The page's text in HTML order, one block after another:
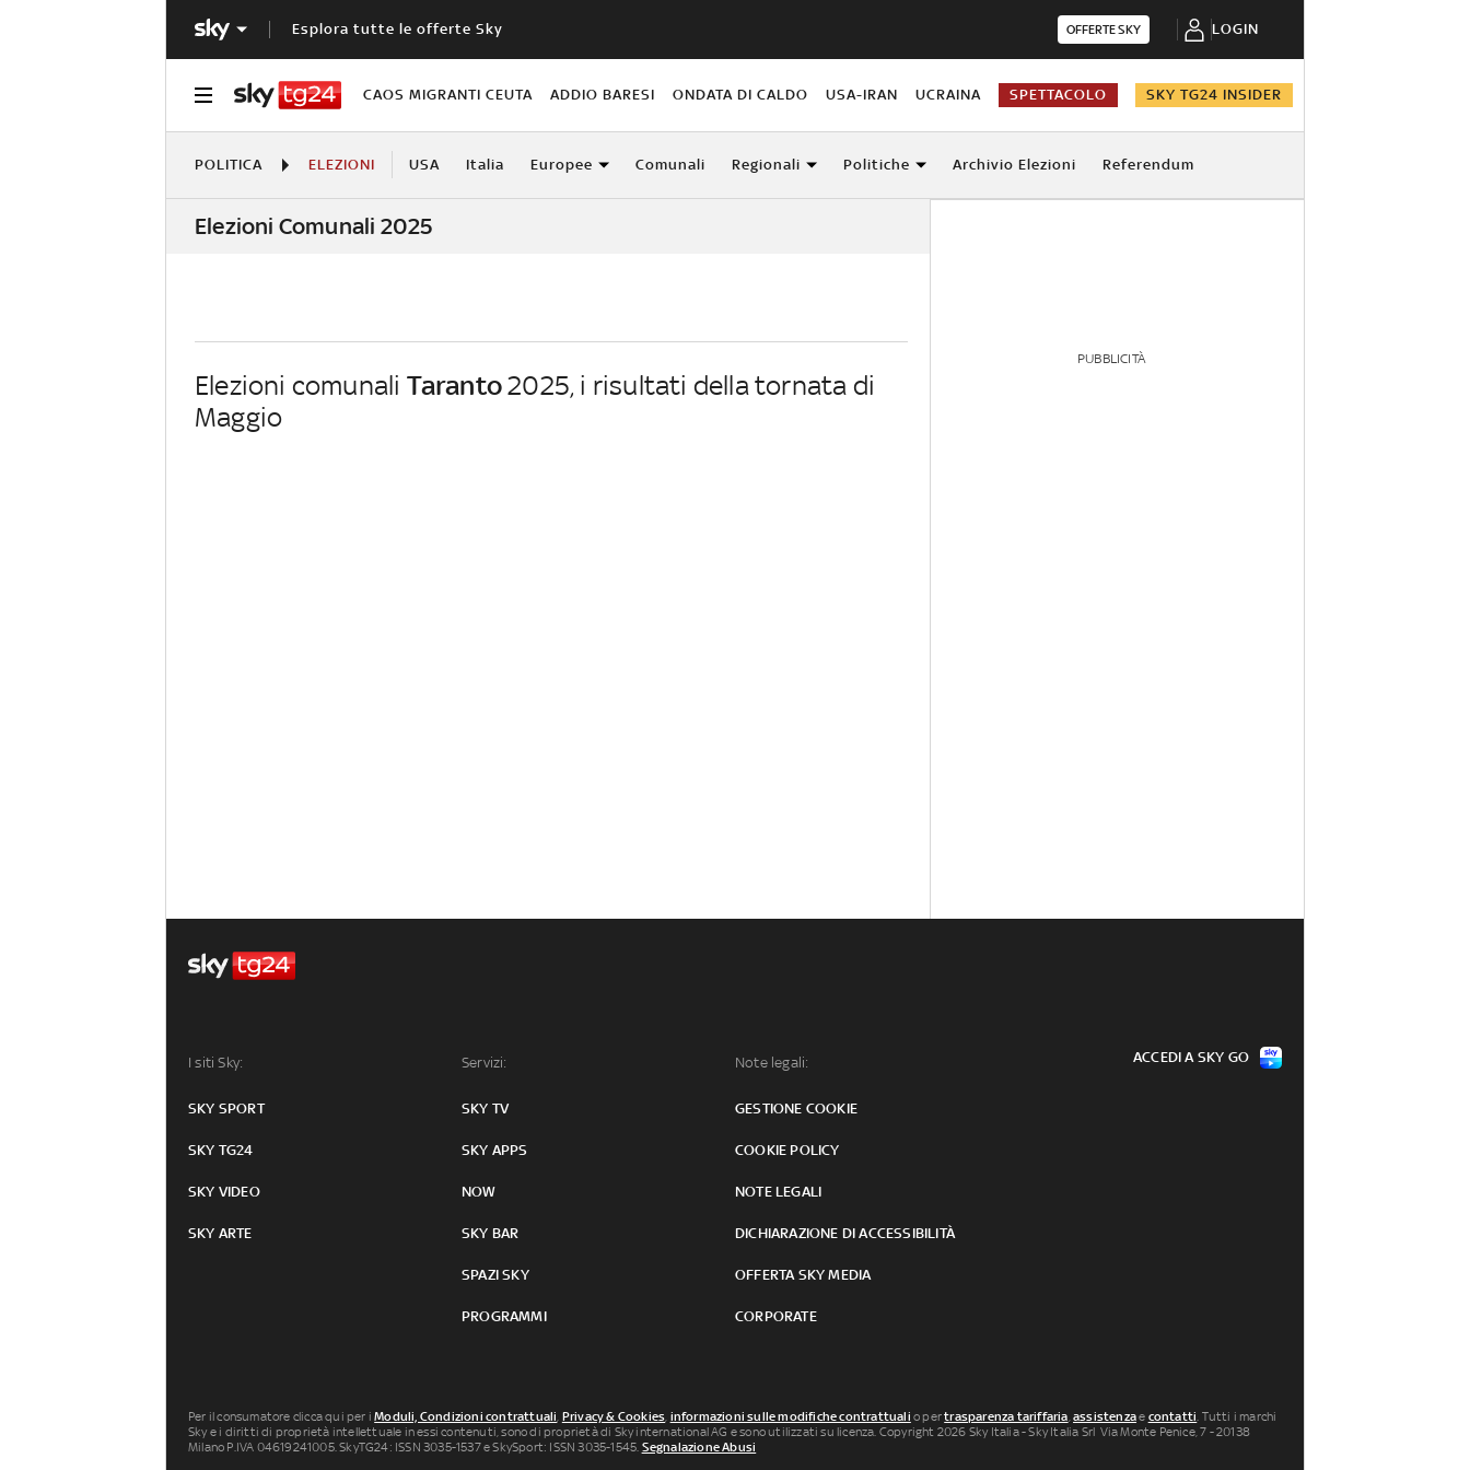
Esplora tutte le offerte Sky OFFERTE SKY LOGIN
CAOS MIGRANTI CEUTA ADDIO BARESI ONDATA DI CALDO USA-IRAN UCRAINA SPETTACOLO SKY TG24 INSIDER
POLITICA ELEZIONI USA Italia Europee Comunali Regionali Politiche Archivio Elezioni Referendum
Elezioni Comunali 2025
Elezioni comunali Taranto2025, i risultati della tornata di
Maggio
PUBBLICITÀ
I siti Sky:
SKY SPORT
SKY TG24
SKY VIDEO
SKY ARTE
Servizi:
SKY TV
SKY APPS
NOW
SKY BAR
SPAZI SKY
PROGRAMMI
Note legali:
GESTIONE COOKIE
COOKIE POLICY
NOTE LEGALI
DICHIARAZIONE DI ACCESSIBILITÀ
OFFERTA SKY MEDIA
CORPORATE
ACCEDI A SKY GO
Per il consumatore clicca qui per iModuli, Condizioni contrattuali, Privacy & Cookies, informazioni sulle modifiche contrattuali o pertrasparenza tariffaria,assistenzae contatti. Tutti i marchi
Sky e i diritti di proprietà intellettuale in essi contenuti, sono di proprietà di Sky international AG e sono utilizzati su licenza. Copyright 2026 Sky Italia - Sky Italia Srl Via Monte Penice, 7 - 20138
Milano P.IVA 04619241005. SkyTG24: ISSN 3035-1537 e SkySport: ISSN 3035-1545. Segnalazione Abusi